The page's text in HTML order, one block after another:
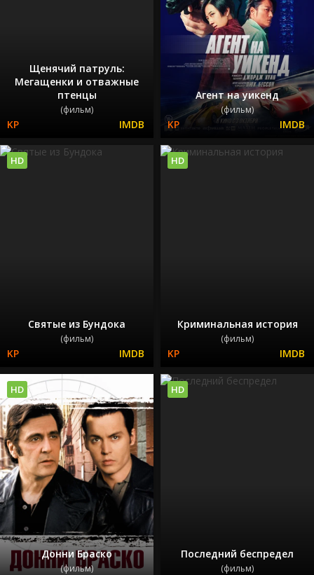
Щенячий патруль:
Мегащенки и отважные
птенцы
(фильм)
Агент на уикенд
(фильм)
Святые из Бундока
(фильм)
HD
Криминальная история
(фильм)
HD
Донни Браско
(фильм)
HD
Последний беспредел
(фильм)
HD